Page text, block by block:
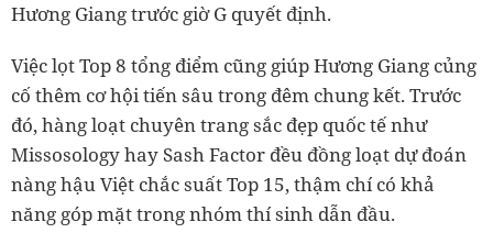
Hương Giang trước giờ G quyết định.
Việc lọt Top 8 tổng điểm cũng giúp Hương Giang củng
cố thêm cơ hội tiến sâu trong đêm chung kết. Trước
đó, hàng loạt chuyên trang sắc đẹp quốc tế như
Missosology hay Sash Factor đều đồng loạt dự đoán
nàng hậu Việt chắc suất Top 15, thậm chí có khả
năng góp mặt trong nhóm thí sinh dẫn đầu.